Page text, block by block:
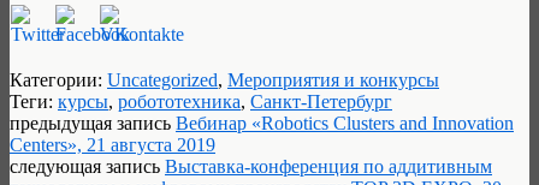
Категории: Uncategorized, Мероприятия и конкурсы
Теги: курсы, робототехника, Санкт-Петербург
предыдущая запись Вебинар «Robotics Clusters and Innovation
Centers», 21 августа 2019
следующая запись Выставка-конференция по аддитивным